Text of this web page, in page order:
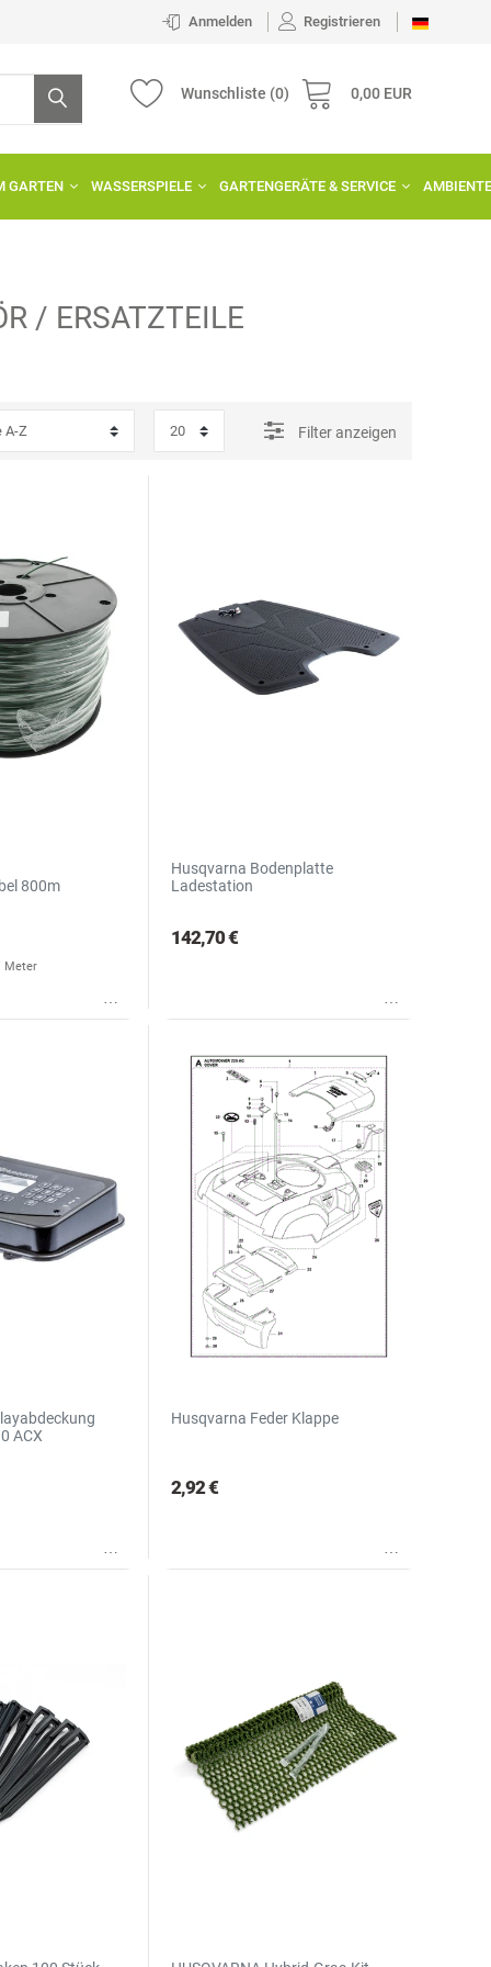
Anmelden Registrieren
Wunschliste (0) 0,00 EUR
GARTEN WASSERSPIELE GARTENGERÄTE & SERVICE AMBIENTE
/ ERSATZTEILE
Filter anzeigen
800m
Meter
Husqvarna Bodenplatte
Ladestation
142,70 €
ACX
Husqvarna Feder Klappe
2,92 €